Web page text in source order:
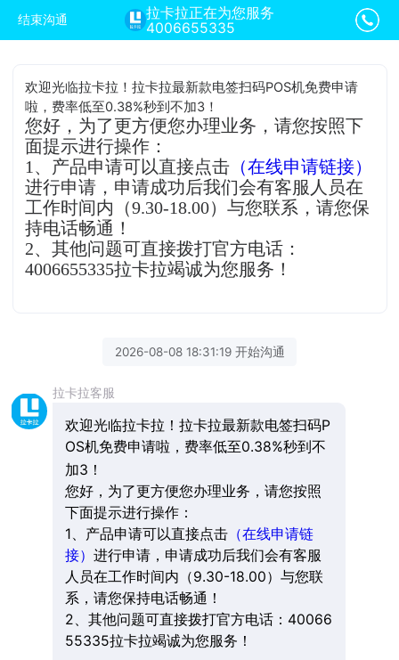
结束沟通
拉卡拉正在为您服务
4006655335
欢迎光临拉卡拉！拉卡拉最新款电签扫码POS机免费申请
啦，费率低至0.38%秒到不加3！
您好，为了更方便您办理业务，请您按照下
面提示进行操作：
1、产品申请可以直接点击 （在线申请链接）
进行申请，申请成功后我们会有客服人员在
工作时间内（9.30-18.00）与您联系，请您保
持电话畅通！
2、其他问题可直接拨打官方电话：
4006655335拉卡拉竭诚为您服务！
2026-08-08 18:31:19 开始沟通
拉卡拉客服
欢迎光临拉卡拉！拉卡拉最新款电签扫码P
OS机免费申请啦，费率低至0.38%秒到不
加3！
您好，为了更方便您办理业务，请您按照
下面提示进行操作：
1、产品申请可以直接点击（在线申请链
接） 进行申请，申请成功后我们会有客服
人员在工作时间内（9.30-18.00）与您联
系，请您保持电话畅通！
2、其他问题可直接拨打官方电话：40066
55335拉卡拉竭诚为您服务！